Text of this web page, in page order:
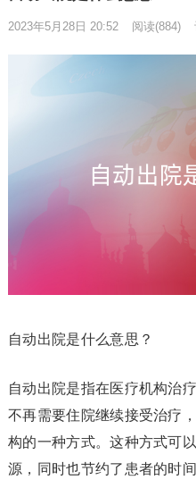
2023年5月28日 20:52 阅读(884)
自动出院是什么意思？
自动出院是指在医疗机构治
不再需要住院继续接受治疗
构的一种方式。这种方式可
源，同时也节约了患者的时间